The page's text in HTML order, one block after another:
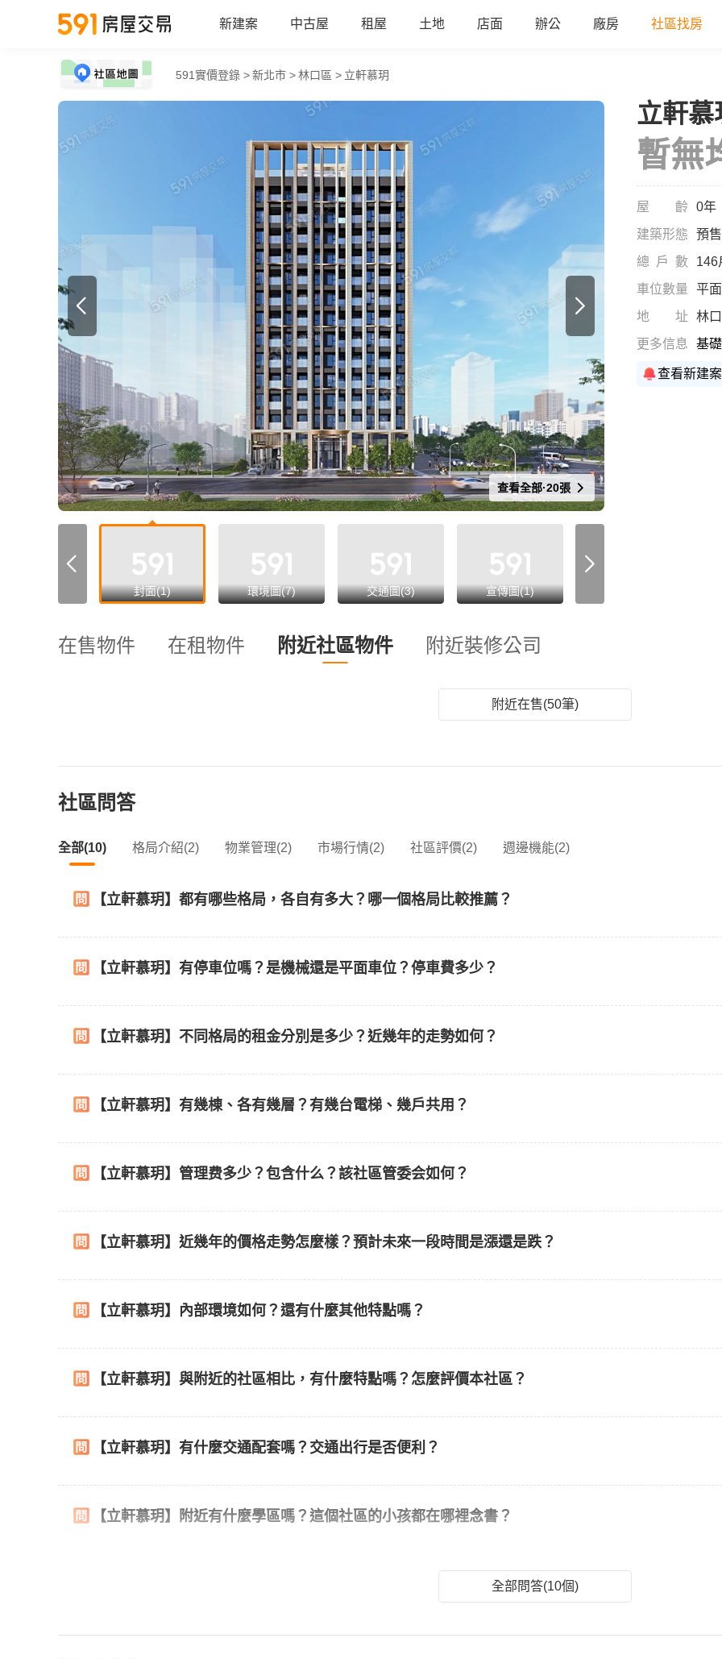
新建案 中古屋 租屋 土地 店面 辦公 廠房 社區找房
591實價登錄 >新北市 >林口區 > 立軒慕玥
all
查看全部·20張
封面(1) 環境圖(7) 交通圖(3) 宣傳圖(1)
立軒慕
暫無
屋齡
0年
建築形態
預
總戶數
146
車位數量
平
地址
林
更多信息
基
查看新建
在售物件 在租物件 附近社區物件 附近裝修公司
附近在售(50筆)
社區問答
全部(10) 格局介紹(2) 物業管理(2) 市場行情(2) 社區評價(2) 週邊機能(2)
【立軒慕玥】都有哪些格局，各自有多大？哪一個格局比較推薦？
【立軒慕玥】有停車位嗎？是機械還是平面車位？停車費多少？
【立軒慕玥】不同格局的租金分別是多少？近幾年的走勢如何？
【立軒慕玥】有幾棟、各有幾層？有幾台電梯、幾戶共用？
【立軒慕玥】管理费多少？包含什么？該社區管委会如何？
【立軒慕玥】近幾年的價格走勢怎麼樣？預計未來一段時間是漲還是跌？
【立軒慕玥】內部環境如何？還有什麼其他特點嗎？
【立軒慕玥】與附近的社區相比，有什麼特點嗎？怎麼評價本社區？
【立軒慕玥】有什麼交通配套嗎？交通出行是否便利？
【立軒慕玥】附近有什麼學區嗎？這個社區的小孩都在哪裡念書？
全部問答(10個)